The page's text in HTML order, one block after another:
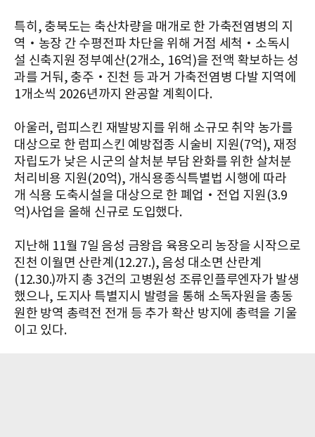
특히, 충북도는 축산차량을 매개로 한 가축전염병의 지
역‧농장 간 수평전파 차단을 위해 거점 세척‧소독시
설 신축지원 정부예산(2개소, 16억)을 전액 확보하는 성
과를 거둬, 충주‧진천 등 과거 가축전염병 다발 지역에
1개소씩 2026년까지 완공할 계획이다.
아울러, 럼피스킨 재발방지를 위해 소규모 취약 농가를
대상으로 한 럼피스킨 예방접종 시술비 지원(7억), 재정
자립도가 낮은 시군의 살처분 부담 완화를 위한 살처분
처리비용 지원(20억), 개식용종식특별법 시행에 따라
개 식용 도축시설을 대상으로 한 폐업‧전업 지원(3.9
억)사업을 올해 신규로 도입했다.
지난해 11월 7일 음성 금왕읍 육용오리 농장을 시작으로
진천 이월면 산란계(12.27.), 음성 대소면 산란계
(12.30.)까지 총 3건의 고병원성 조류인플루엔자가 발생
했으나, 도지사 특별지시 발령을 통해 소독자원을 총동
원한 방역 총력전 전개 등 추가 확산 방지에 총력을 기울
이고 있다.